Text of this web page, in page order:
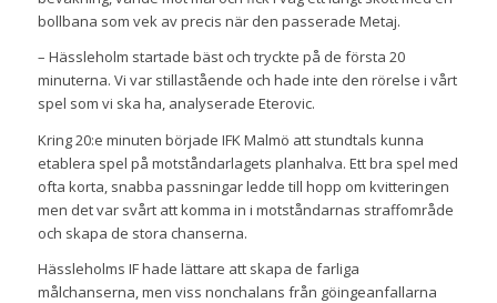
bollbana som vek av precis när den passerade Metaj.
– Hässleholm startade bäst och tryckte på de första 20
minuterna. Vi var stillastående och hade inte den rörelse i vårt
spel som vi ska ha, analyserade Eterovic.
Kring 20:e minuten började IFK Malmö att stundtals kunna
etablera spel på motståndarlagets planhalva. Ett bra spel med
ofta korta, snabba passningar ledde till hopp om kvitteringen
men det var svårt att komma in i motståndarnas straffområde
och skapa de stora chanserna.
Hässleholms IF hade lättare att skapa de farliga
målchanserna, men viss nonchalans från göingeanfallarna